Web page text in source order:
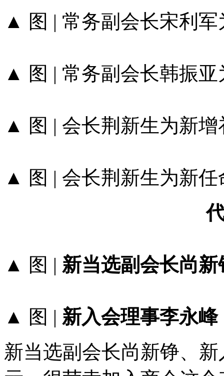
▲ 图 | 常务副会长宋利
▲ 图 | 常务副会长韩振
▲ 图 | 会长荆新生为新
▲ 图 | 会长荆新生为新
▲ 图 | 新当选副会长尚新
▲ 图 | 新入会理事李永峰
新当选副会长尚新铮、